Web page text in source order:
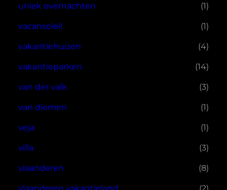
uniek overnachten (1)
vacansoleil (1)
vakantiehuizen (4)
vakantieparken (14)
van der valk (3)
van diemen (1)
veja (1)
villa (3)
vlaanderen (8)